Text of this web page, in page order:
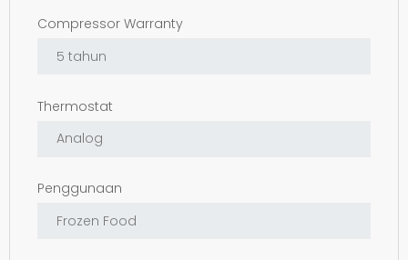
Compressor Warranty
Thermostat
Penggunaan